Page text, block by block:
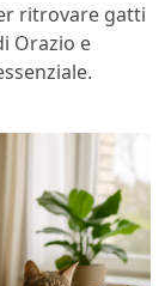
ritrovare gatti
Orazio e